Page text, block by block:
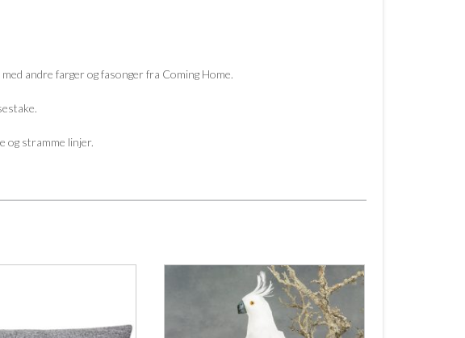
andre farger og fasonger fra Coming Home.
og stramme linjer.